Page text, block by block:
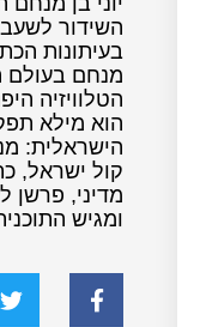
השידור
בעיתונות
מנחם בעולם
הטלוויזיה
הוא מילא
הישראלית:
קול ישראל,
מדיני, פרשן
ומגיש